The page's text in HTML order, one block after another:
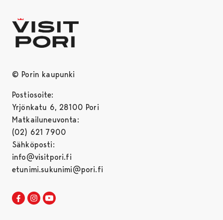
© Porin kaupunki
Postiosoite:
Yrjönkatu 6, 28100 Pori
Matkailuneuvonta:
(02) 621 7900
Sähköposti:
info@visitpori.fi
etunimi.sukunimi@pori.fi
Visit Pori Facebookissa
Avautuu uudessa välilehdessä
Visit Pori Instagrammissa
Avautuu uudessa välilehdessä